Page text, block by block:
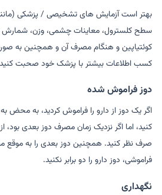
بهتر است آزمایش های تشخیصی / پزشکی
سطح کلسترول، معاینات چشمی، وزن،
کوئتیاپین و هنگام مصرف آن و همچنین به
کسب اطلاعات بیشتر با پزشک خود صحبت
دوز فراموش شده
اگر یک دوز از دارو را فراموش کردید، به محض
کنید، اما اگر نزدیک زمان مصرف دوز بعدی
صرف نظر کنید. همچنین دوز بعدی را به موقع
فراموشی، دوز دارو را دو برابر نکنید.
نگهداری